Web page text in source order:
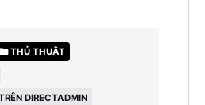
THỦ THUẬT
DIRECTADMIN